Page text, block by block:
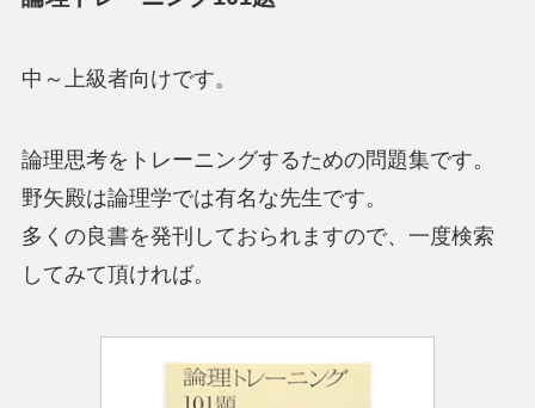
中～上級者向けです。
論理思考をトレーニングするための問題集です。
野矢殿は論理学では有名な先生です。
多くの良書を発刊しておられますので、一度検索
してみて頂ければ。